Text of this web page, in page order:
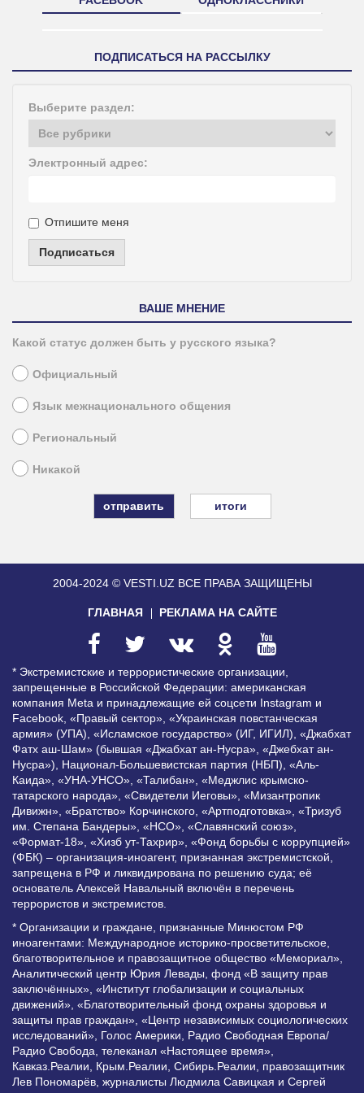
ПОДПИСАТЬСЯ НА РАССЫЛКУ
Выберите раздел:
Электронный адрес:
Отпишите меня
Подписаться
ВАШЕ МНЕНИЕ
Какой статус должен быть у русского языка?
Официальный
Язык межнационального общения
Региональный
Никакой
итоги
2004-2024 © VESTI.UZ ВСЕ ПРАВА ЗАЩИЩЕНЫ
ГЛАВНАЯ РЕКЛАМА НА САЙТЕ
* Экстремистские и террористические организации,
запрещенные в Российской Федерации: американская
компания Meta и принадлежащие ей соцсети Instagram и
Facebook, «Правый сектор», «Украинская повстанческая
армия» (УПА), «Исламское государство» (ИГ, ИГИЛ), «Джабхат
Фатх аш-Шам» (бывшая «Джабхат ан-Нусра», «Джебхат ан-
Нусра»), Национал-Большевистская партия (НБП), «Аль-
Каида», «УНА-УНСО», «Талибан», «Меджлис крымско-
татарского народа», «Свидетели Иеговы», «Мизантропик
Дивижн», «Братство» Корчинского, «Артподготовка», «Тризуб
им. Степана Бандеры», «НСО», «Славянский союз»,
«Формат-18», «Хизб ут-Тахрир», «Фонд борьбы с коррупцией»
(ФБК) – организация-иноагент, признанная экстремистской,
запрещена в РФ и ликвидирована по решению суда; её
основатель Алексей Навальный включён в перечень
террористов и экстремистов.
* Организации и граждане, признанные Минюстом РФ
иноагентами: Международное историко-просветительское,
благотворительное и правозащитное общество «Мемориал»,
Аналитический центр Юрия Левады, фонд «В защиту прав
заключённых», «Институт глобализации и социальных
движений», «Благотворительный фонд охраны здоровья и
защиты прав граждан», «Центр независимых социологических
исследований», Голос Америки, Радио Свободная Европа/
Радио Свобода, телеканал «Настоящее время»,
Кавказ.Реалии, Крым.Реалии, Сибирь.Реалии, правозащитник
Лев Пономарёв, журналисты Людмила Савицкая и Сергей